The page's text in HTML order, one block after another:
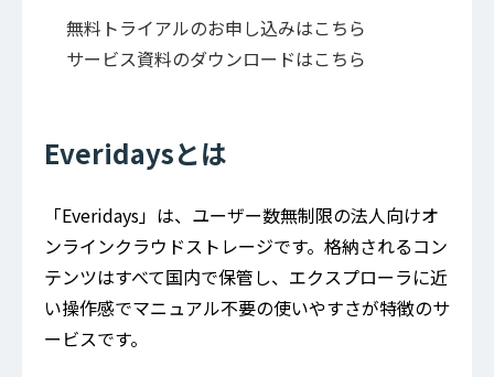
無料トライアルのお申し込みはこちら
サービス資料のダウンロードはこちら
Everidaysとは
「Everidays」は、ユーザー数無制限の法人向けオ
ンラインクラウドストレージです。格納されるコン
テンツはすべて国内で保管し、エクスプローラに近
い操作感でマニュアル不要の使いやすさが特徴のサ
ービスです。